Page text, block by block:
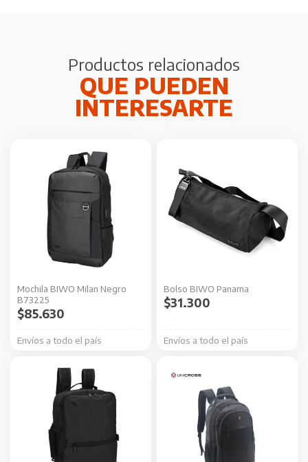
Productos relacionados
Mochila BIWO Milan Negro
B73225
Envíos a todo el país
$85.630
Bolso BIWO Panama
Envíos a todo el país
$31.300